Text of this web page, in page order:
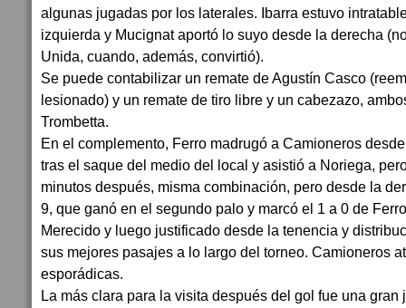
algunas jugadas por los laterales. Ibarra estuvo
izquierda y Mucignat aportó lo suyo desde la derecha
Unida, cuando, además, convirtió).
Se puede contabilizar un remate de Agustín Casco
lesionado) y un remate de tiro libre y un cabezazo,
Trombetta.
En el complemento, Ferro madrugó a Camioneros
tras el saque del medio del local y asistió a Noriega,
minutos después, misma combinación, pero desde la
9, que ganó en el segundo palo y marcó el 1 a 0 de
Merecido y luego justificado desde la tenencia y
sus mejores pasajes a lo largo del torneo. Camioneros
esporádicas.
La más clara para la visita después del gol fue una gran